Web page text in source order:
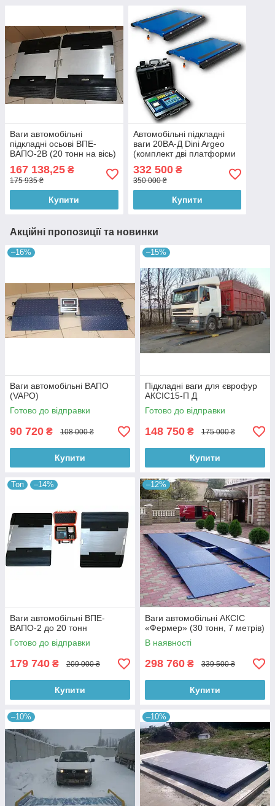
Ваги автомобільні
підкладні осьові ВПЕ-
ВАПО-2В (20 тонн на вісь)
167 138,25 ₴
175 935 ₴
Купити
Автомобільні підкладні
ваги 20ВА-Д Dini Argeo
(комплект дві платформи
+ індикатор чемодан з
чекодруком)
332 500₴
350 000 ₴
Купити
Акційні пропозиції та новинки
–16%
Ваги автомобільні ВАПО
(VAPO)
Готово до відправки
90 720 ₴ 108 000 ₴
Купити
–15%
Підкладні ваги для єврофур
АКСІС15-П Д
Готово до відправки
148 750 ₴ 175 000 ₴
Купити
Топ –14%
Ваги автомобільні ВПЕ-
ВАПО-2 до 20 тонн
Готово до відправки
179 740 ₴ 209 000 ₴
Купити
–12%
Ваги автомобільні АКСІС
«Фермер» (30 тонн, 7 метрів)
В наявності
298 760 ₴ 339 500 ₴
Купити
–10% –10%